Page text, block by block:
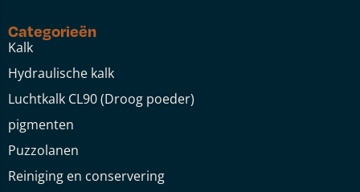
Categorieën
Kalk
Hydraulische kalk
Luchtkalk CL90 (Droog poeder)
pigmenten
Puzzolanen
Reiniging en conservering